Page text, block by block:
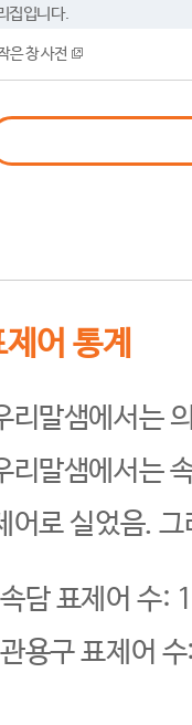
집입니다.
은 창 사전
어 통계
리말샘에서는
리말샘에서는
어로 실었음.
속담 표제어 수:
관용구 표제어